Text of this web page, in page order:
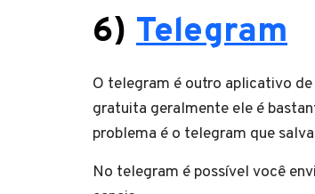
6) Telegram
O telegram é outro aplicativo
gratuita geralmente ele é
problema é o telegram que
No telegram é possível você